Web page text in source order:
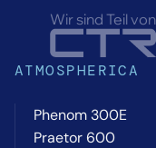
Wir sind Teil von
ATMOSPHERICA
Phenom 300E
Praetor 600